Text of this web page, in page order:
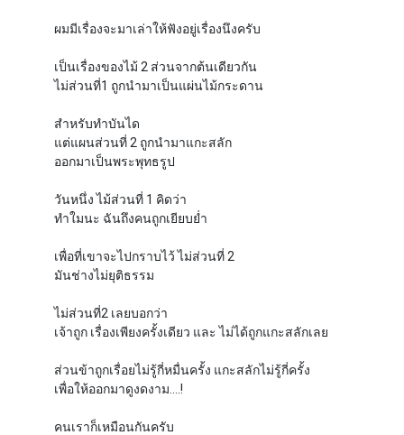
ผมมีเรื่องจะมาเล่าให้ฟังอยู่เรื่องนึงครับ
เป็นเรื่องของไม้ 2 ส่วนจากต้นเดียวกัน
ไม่ส่วนที่1 ถูกนำมาเป็นแผ่นไม้กระดาน
สำหรับทำบันได
แต่แผนส่วนที่ 2 ถูกนำมาแกะสลัก
ออกมาเป็นพระพุทธรูป
วันหนึ่ง ไม้ส่วนที่ 1 คิดว่า
ทำใมนะ ฉันถึงคนถูกเยียบย่ำ
เพื่อที่เขาจะไปกราบไว้ ไม่ส่วนที่ 2
มันช่างไม่ยุติธรรม
ไม่ส่วนที่2 เลยบอกว่า
เจ้าถูก เรื่องเพียงครั้งเดียว และ ไม่ได้ถูกแกะสลักเลย
ส่วนข้าถูกเรื่อยไม่รู้กี่หมื่นครั้ง แกะสลักไม่รู้กี่ครั้ง
เพื่อให้ออกมาดูงดงาม....!
คนเราก็เหมือนกันครับ